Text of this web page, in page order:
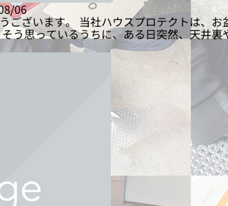
06
ございます。 当社ハウスプロテクトは、
う思っているうちに、ある日突然、天井